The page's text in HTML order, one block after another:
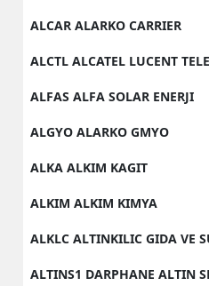
ALCAR ALARKO CARRIER
ALCTL ALCATEL LUCENT
ALFAS ALFA SOLAR ENERJI
ALGYO ALARKO GMYO
ALKA ALKIM KAGIT
ALKIM ALKIM KIMYA
ALKLC ALTINKILIC GIDA VE
ALTINS1 DARPHANE ALTIN